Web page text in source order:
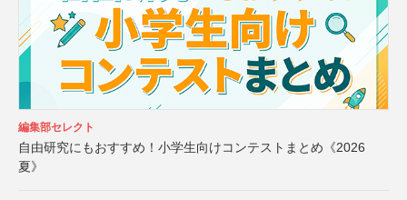
編集部セレクト
自由研究にもおすすめ！小学生向けコンテストまとめ《2026
夏》